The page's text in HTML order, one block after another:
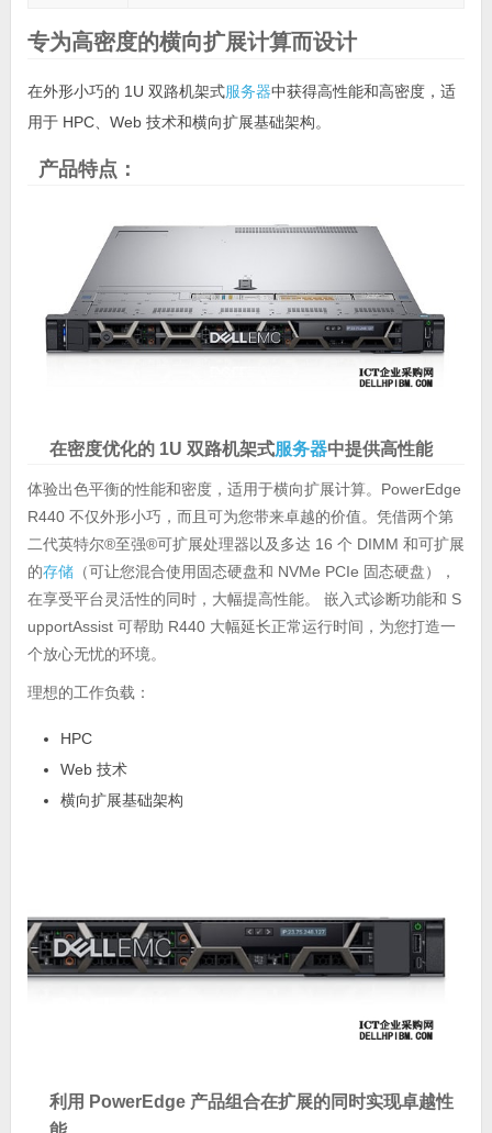
专为高密度的横向扩展计算而设计
在外形小巧的 1U 双路机架式服务器中获得高性能和高密度，适
用于 HPC、Web 技术和横向扩展基础架构。
产品特点：
在密度优化的 1U 双路机架式服务器中提供高性能
体验出色平衡的性能和密度，适用于横向扩展计算。PowerEdge
R440 不仅外形小巧，而且可为您带来卓越的价值。凭借两个第
二代英特尔®至强®可扩展处理器以及多达 16 个 DIMM 和可扩展
的存储（可让您混合使用固态硬盘和 NVMe PCIe 固态硬盘），
在享受平台灵活性的同时，大幅提高性能。 嵌入式诊断功能和 S
upportAssist 可帮助 R440 大幅延长正常运行时间，为您打造一
个放心无忧的环境。
理想的工作负载：
HPC
Web 技术
横向扩展基础架构
利用 PowerEdge 产品组合在扩展的同时实现卓越性